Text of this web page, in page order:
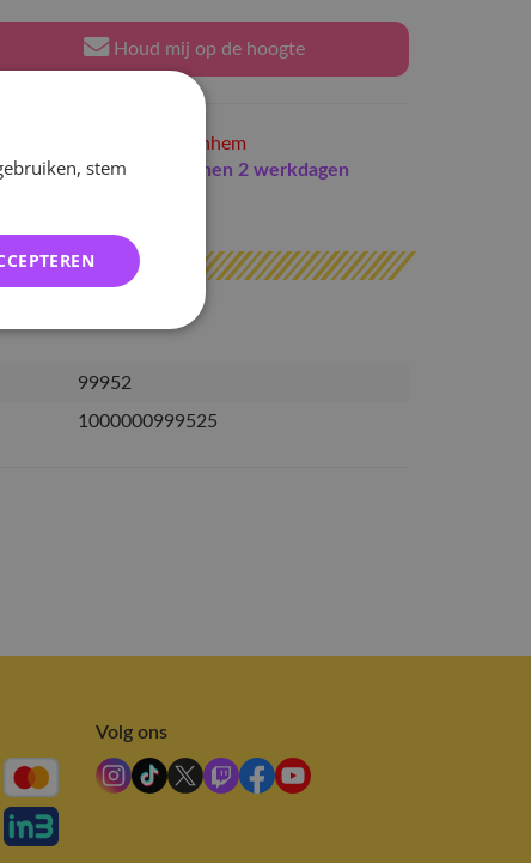
Houd mij op de hoogte
in Arnhem
Indien op voorraad
binnen 2 werkdagen
99952
1000000999525
Volg ons
stem